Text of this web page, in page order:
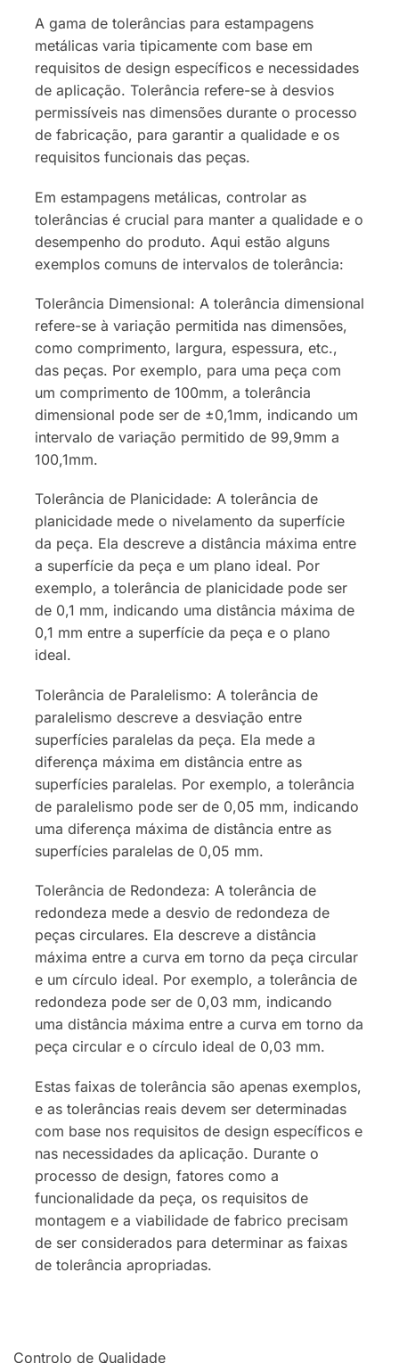
A gama de tolerâncias para estampagens
metálicas varia tipicamente com base em
requisitos de design específicos e necessidades
de aplicação. Tolerância refere-se à desvios
permissíveis nas dimensões durante o processo
de fabricação, para garantir a qualidade e os
requisitos funcionais das peças.
Em estampagens metálicas, controlar as
tolerâncias é crucial para manter a qualidade e o
desempenho do produto. Aqui estão alguns
exemplos comuns de intervalos de tolerância:
Tolerância Dimensional: A tolerância dimensional
refere-se à variação permitida nas dimensões,
como comprimento, largura, espessura, etc.,
das peças. Por exemplo, para uma peça com
um comprimento de 100mm, a tolerância
dimensional pode ser de ±0,1mm, indicando um
intervalo de variação permitido de 99,9mm a
100,1mm.
Tolerância de Planicidade: A tolerância de
planicidade mede o nivelamento da superfície
da peça. Ela descreve a distância máxima entre
a superfície da peça e um plano ideal. Por
exemplo, a tolerância de planicidade pode ser
de 0,1 mm, indicando uma distância máxima de
0,1 mm entre a superfície da peça e o plano
ideal.
Tolerância de Paralelismo: A tolerância de
paralelismo descreve a desviação entre
superfícies paralelas da peça. Ela mede a
diferença máxima em distância entre as
superfícies paralelas. Por exemplo, a tolerância
de paralelismo pode ser de 0,05 mm, indicando
uma diferença máxima de distância entre as
superfícies paralelas de 0,05 mm.
Tolerância de Redondeza: A tolerância de
redondeza mede a desvio de redondeza de
peças circulares. Ela descreve a distância
máxima entre a curva em torno da peça circular
e um círculo ideal. Por exemplo, a tolerância de
redondeza pode ser de 0,03 mm, indicando
uma distância máxima entre a curva em torno da
peça circular e o círculo ideal de 0,03 mm.
Estas faixas de tolerância são apenas exemplos,
e as tolerâncias reais devem ser determinadas
com base nos requisitos de design específicos e
nas necessidades da aplicação. Durante o
processo de design, fatores como a
funcionalidade da peça, os requisitos de
montagem e a viabilidade de fabrico precisam
de ser considerados para determinar as faixas
de tolerância apropriadas.
Controlo de Qualidade